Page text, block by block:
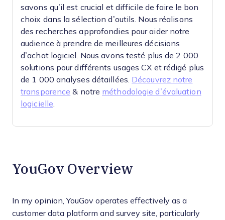
savons qu’il est crucial et difficile de faire le bon
choix dans la sélection d’outils. Nous réalisons
des recherches approfondies pour aider notre
audience à prendre de meilleures décisions
d’achat logiciel. Nous avons testé plus de 2 000
solutions pour différents usages CX et rédigé plus
de 1 000 analyses détaillées. Découvrez notre
transparence & notre méthodologie d’évaluation
logicielle
YouGov Overview
In my opinion, YouGov operates effectively as a
customer data platform and survey site, particularly